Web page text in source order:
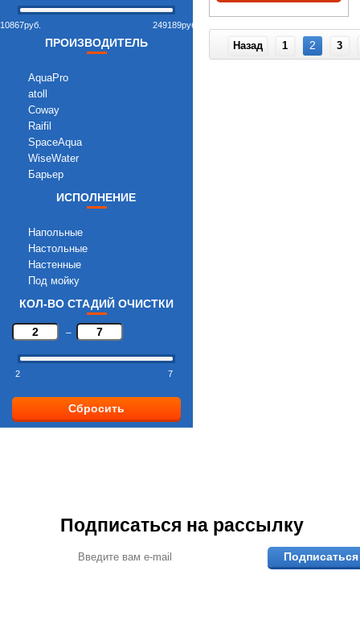
1,5
3
10867руб. 249189руб.
ПРОИЗВОДИТЕЛЬ
AquaPro
atoll
Coway
Raifil
SpaceAqua
WiseWater
Барьер
ИСПОЛНЕНИЕ
Напольные
Настольные
Настенные
Под мойку
КОЛ-ВО СТАДИЙ ОЧИСТКИ
–
2 7
Сбросить
Назад 1 2 3
Подписаться на рассылку
Подписаться